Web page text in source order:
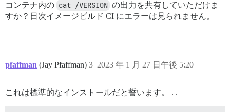
コンテナ内の cat /VERSION の出力を共有していただけま
すか？日次イメージビルド CI にエラーは見られません。
pfaffman (Jay Pfaffman) 2023 年 1 月 27 日午後 5:20
3
これは標準的なインストールだと誓います。 . .